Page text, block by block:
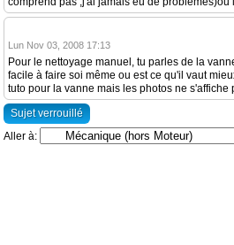
Lun Nov 03, 2008 17:13
Pour le nettoyage manuel, tu parles de la
facile à faire soi même ou est ce qu'il vaut
tuto pour la vanne mais les photos ne s'affiche
Sujet verrouillé
Aller à: